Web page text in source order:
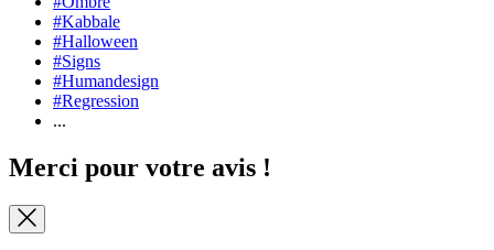
#Kabbale
#Halloween
#Signs
#Humandesign
#Regression
...
Merci pour votre avis !